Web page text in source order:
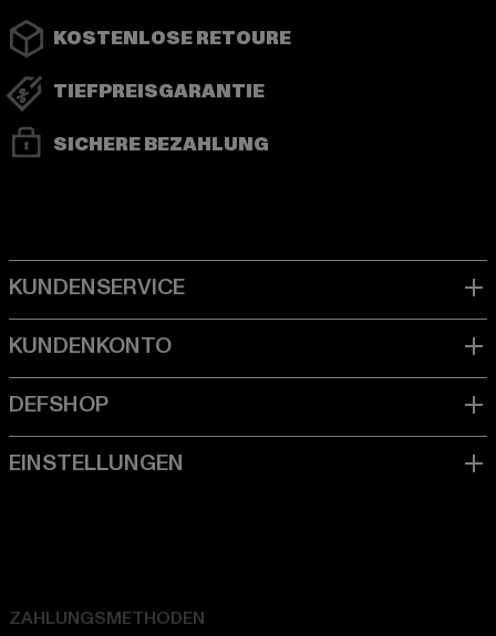
KOSTENLOSE RETOURE
TIEFPREISGARANTIE
SICHERE BEZAHLUNG
ZAHLUNGSMETHODEN